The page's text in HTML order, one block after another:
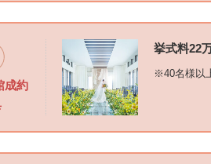
成約
挙式料22
※40名様以